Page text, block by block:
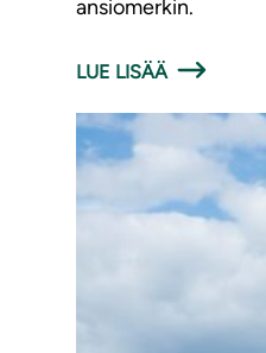
ansiomerkin.
LUE LISÄÄ